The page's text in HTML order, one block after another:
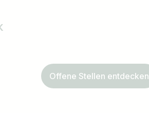
Offene Stellen entdecken